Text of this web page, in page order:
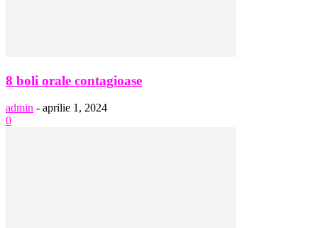
8 boli orale contagioase
admin - aprilie 1, 2024
0